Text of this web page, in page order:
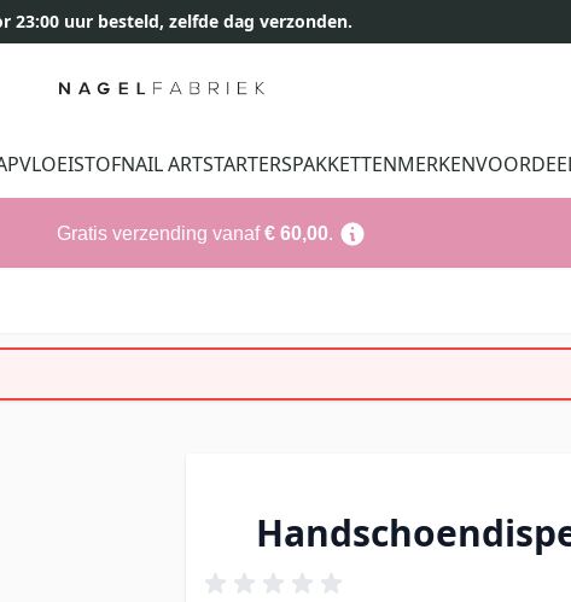
23:00 uur besteld, zelfde dag verzonden.
VLOEISTOFNAIL ARTSTARTERSPAKKETTENMERKEN
Gratis verzending vanaf€ 60,00.